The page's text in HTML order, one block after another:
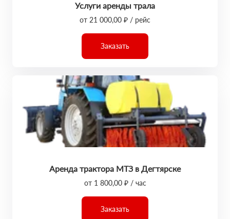
Услуги аренды трала
от 21 000,00 ₽ / рейс
Заказать
Аренда трактора МТЗ в Дегтярске
от 1 800,00 ₽ / час
Заказать